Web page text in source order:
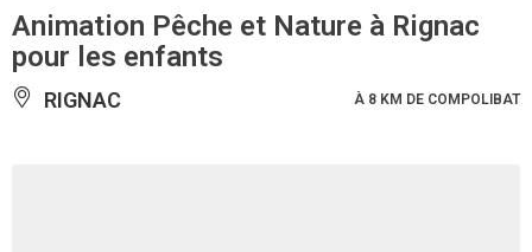
Animation Pêche et Nature à Rignac
pour les enfants
RIGNAC À 8 KM DE COMPOLIBAT